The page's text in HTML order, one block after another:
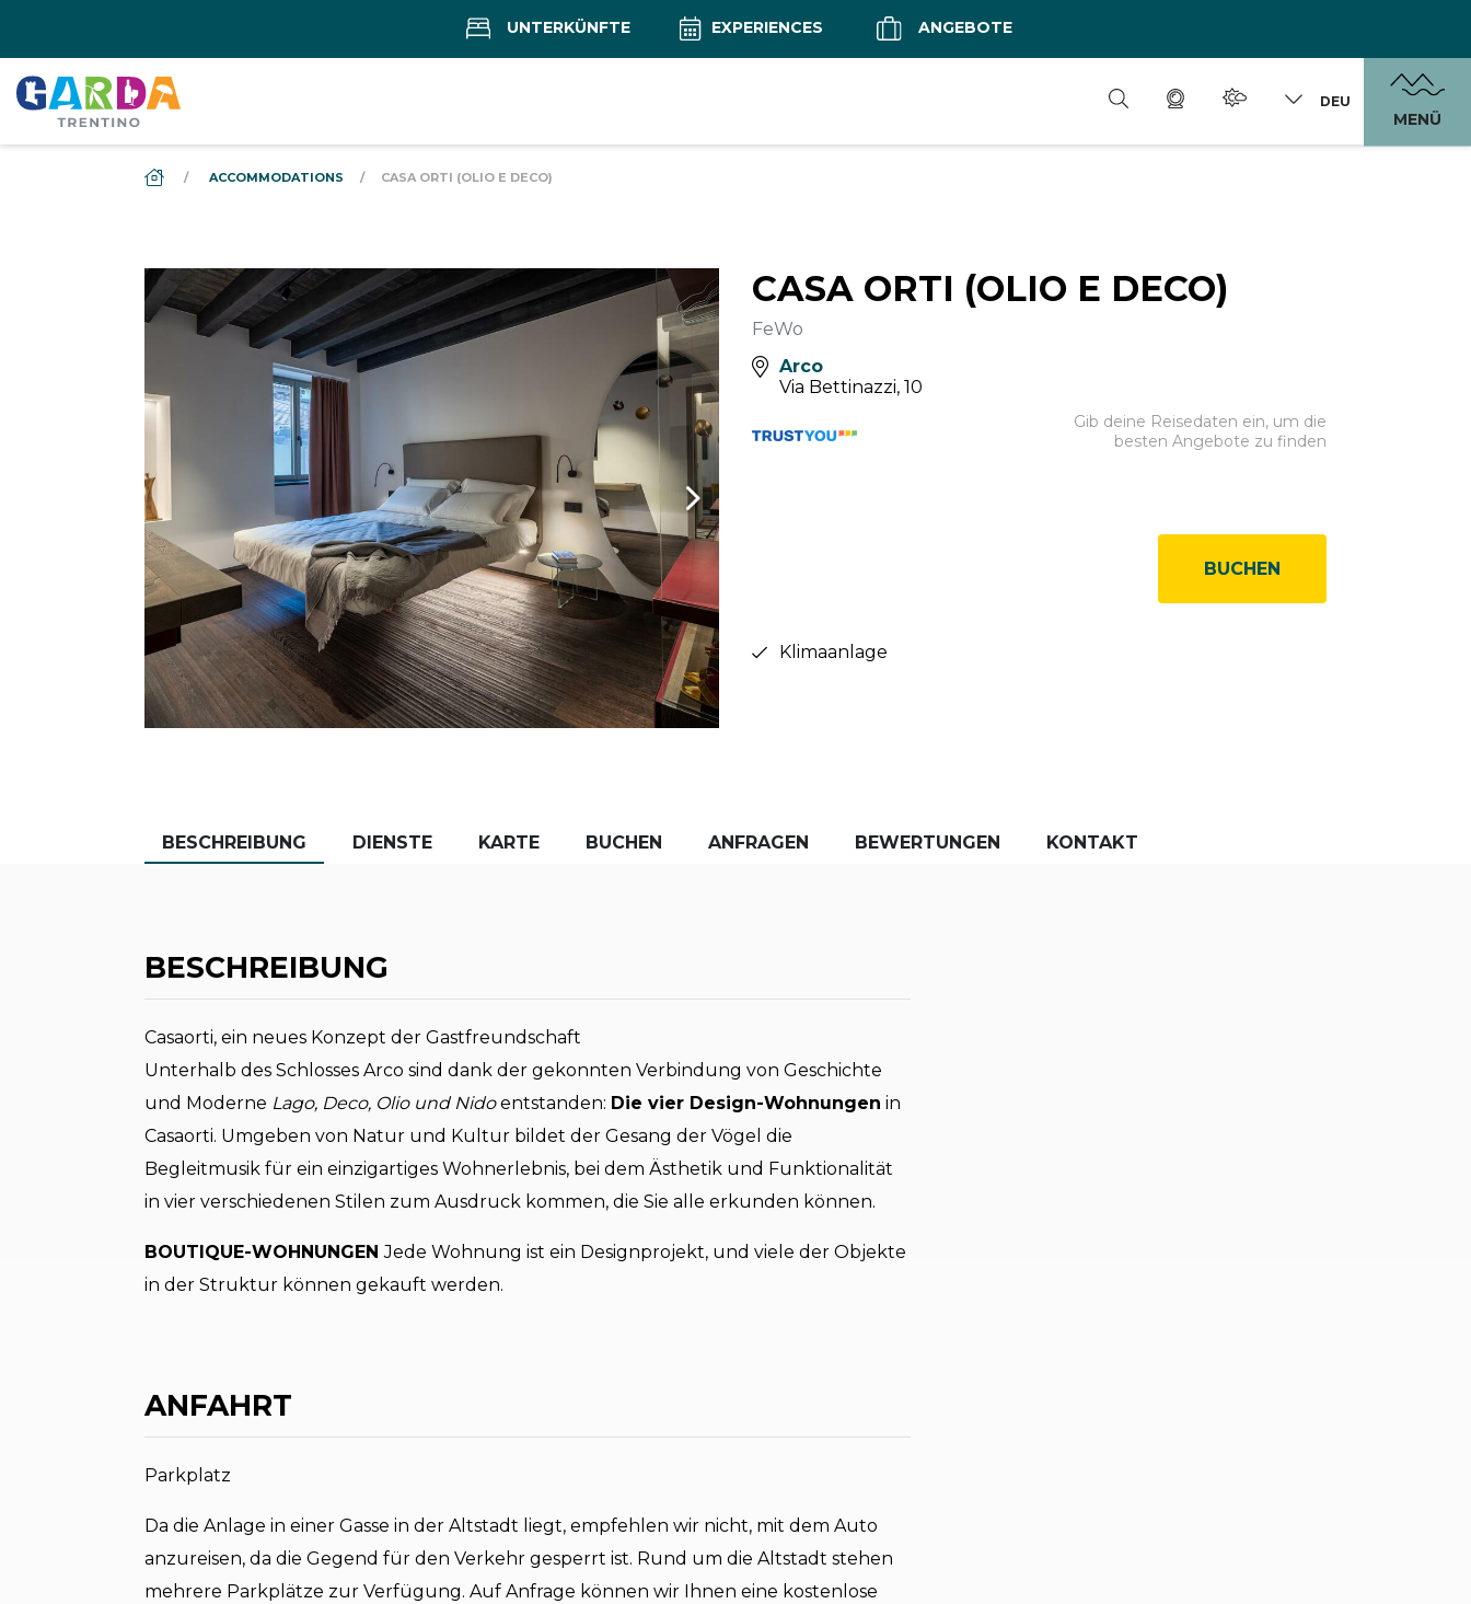
UNTERKÜNFTE EXPERIENCES ANGEBOTE
DEU
MENÜ
DS_BREADCRUMB.HOME
ACCOMMODATIONS CASA ORTI (OLIO E DECO)
CASA ORTI (OLIO E DECO)
FeWo
Arco
Via Bettinazzi, 10
Gib deine Reisedaten ein, um die
besten Angebote zu finden
BUCHEN
Klimaanlage
BESCHREIBUNG DIENSTE KARTE BUCHEN ANFRAGEN BEWERTUNGEN KONTAKT
BESCHREIBUNG
Casaorti, ein neues Konzept der Gastfreundschaft
Unterhalb des Schlosses Arco sind dank der gekonnten Verbindung von Geschichte
und Moderne Lago, Deco, Olio und Nidoentstanden: Die vier Design-Wohnungen in
Casaorti. Umgeben von Natur und Kultur bildet der Gesang der Vögel die
Begleitmusik für ein einzigartiges Wohnerlebnis, bei dem Ästhetik und Funktionalität
in vier verschiedenen Stilen zum Ausdruck kommen, die Sie alle erkunden können.
BOUTIQUE-WOHNUNGENJede Wohnung ist ein Designprojekt, und viele der Objekte
in der Struktur können gekauft werden.
ANFAHRT
Parkplatz
Da die Anlage in einer Gasse in der Altstadt liegt, empfehlen wir nicht, mit dem Auto
anzureisen, da die Gegend für den Verkehr gesperrt ist. Rund um die Altstadt stehen
mehrere Parkplätze zur Verfügung. Auf Anfrage können wir Ihnen eine kostenlose